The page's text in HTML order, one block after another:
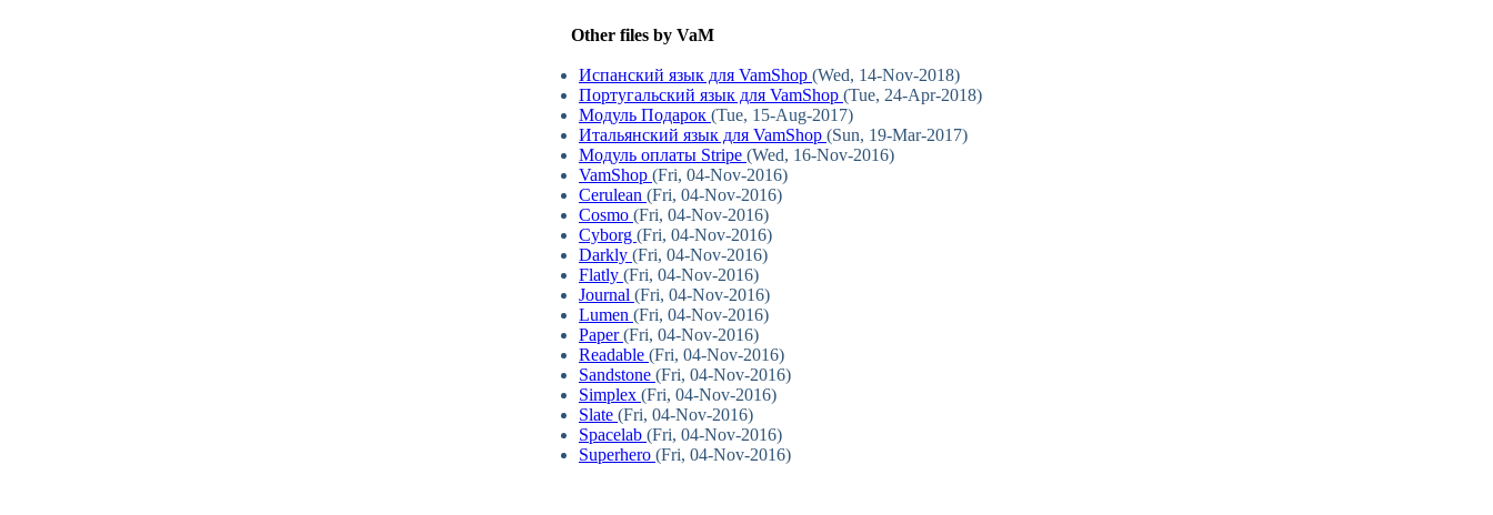
Other files by VaM
Испанский язык для VamShop (Wed, 14-Nov-2018)
Португальский язык для VamShop (Tue, 24-Apr-2018)
Модуль Подарок (Tue, 15-Aug-2017)
Итальянский язык для VamShop (Sun, 19-Mar-2017)
Модуль оплаты Stripe (Wed, 16-Nov-2016)
VamShop (Fri, 04-Nov-2016)
Cerulean (Fri, 04-Nov-2016)
Cosmo (Fri, 04-Nov-2016)
Cyborg (Fri, 04-Nov-2016)
Darkly (Fri, 04-Nov-2016)
Flatly (Fri, 04-Nov-2016)
Journal (Fri, 04-Nov-2016)
Lumen (Fri, 04-Nov-2016)
Paper(Fri, 04-Nov-2016)
Readable (Fri, 04-Nov-2016)
Sandstone (Fri, 04-Nov-2016)
Simplex (Fri, 04-Nov-2016)
Slate (Fri, 04-Nov-2016)
Spacelab (Fri, 04-Nov-2016)
Superhero (Fri, 04-Nov-2016)